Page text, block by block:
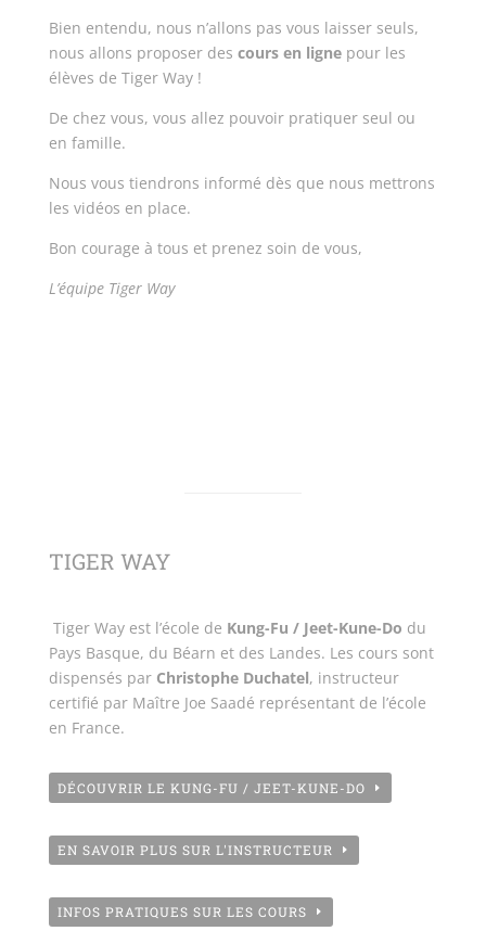
Bien entendu, nous n’allons pas vous laisser seuls,
nous allons proposer des cours en lignepour les
élèves de Tiger Way !
De chez vous, vous allez pouvoir pratiquer seul ou
en famille.
Nous vous tiendrons informé dès que nous mettrons
les vidéos en place.
Bon courage à tous et prenez soin de vous,
L’équipe Tiger Way
TIGER WAY
Tiger Way est l’école de Kung-Fu / Jeet-Kune-Do du
Pays Basque, du Béarn et des Landes. Les cours sont
dispensés par Christophe Duchatel, instructeur
certifié par Maître Joe Saadé représentant de l’école
en France.
DÉCOUVRIR LE KUNG-FU / JEET-KUNE-DO
EN SAVOIR PLUS SUR L'INSTRUCTEUR
INFOS PRATIQUES SUR LES COURS